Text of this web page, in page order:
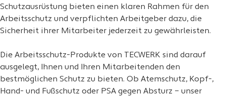
Schutzausrüstung bieten einen klaren Rahmen für den
Arbeitsschutz und verpflichten Arbeitgeber dazu, die
Sicherheit ihrer Mitarbeiter jederzeit zu gewährleisten.
Die Arbeitsschutz-Produkte von TECWERK sind darauf
ausgelegt, Ihnen und Ihren Mitarbeitenden den
bestmöglichen Schutz zu bieten. Ob Atemschutz, Kopf-,
Hand- und Fußschutz oder PSA gegen Absturz – unser